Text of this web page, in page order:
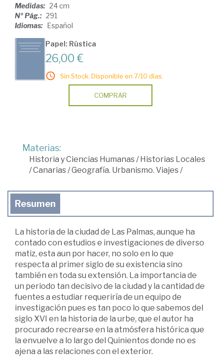
Medidas: 24 cm
Nº Pág.: 291
Idiomas: Español
Papel: Rústica
26,00 €
Sin Stock. Disponible en 7/10 días.
COMPRAR
Materias:
Historia y Ciencias Humanas/ Historias Locales
/Canarias/Geografía. Urbanismo. Viajes/
Resumen
La historia de la ciudad de Las Palmas, aunque ha
contado con estudios e investigaciones de diverso
matiz, esta aun por hacer, no solo en lo que
respecta al primer siglo de su existencia sino
también en toda su extensión. La importancia de
un periodo tan decisivo de la ciudad y la cantidad de
fuentes a estudiar requeriría de un equipo de
investigación pues es tan poco lo que sabemos del
siglo XVI en la historia de la urbe, que el autor ha
procurado recrearse en la atmósfera histórica que
la envuelve a lo largo del Quinientos donde no es
ajena a las relaciones con el exterior.